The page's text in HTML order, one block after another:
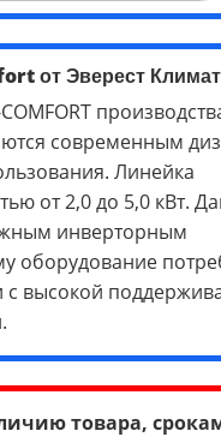
от Эверест Климат
современным
Линейка
от 2,0 до 5,0 кВт.
инверторным
оборудование
высокой
товара,